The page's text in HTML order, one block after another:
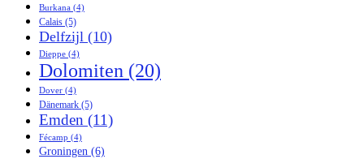
Burkana (4)
Calais (5)
Delfzijl (10)
Dieppe (4)
Dolomiten (20)
Dover (4)
Dänemark (5)
Emden (11)
Fécamp (4)
Groningen (6)